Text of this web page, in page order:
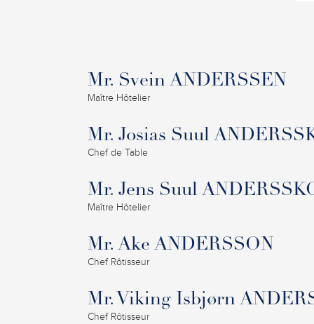
Mr. Svein ANDERSSEN
Maître Hôtelier
Mr. Josias Suul
Chef de Table
Mr. Jens Suul
Maître Hôtelier
Mr. Ake ANDERSSON
Chef Rôtisseur
Mr. Viking Isbjørn
Chef Rôtisseur